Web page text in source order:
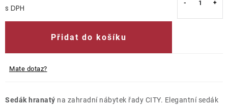
Kontakty
Přidat do košíku
Mate dotaz?
Sedák hranatý na zahradní nábytek řady CITY. Elegantní sedák